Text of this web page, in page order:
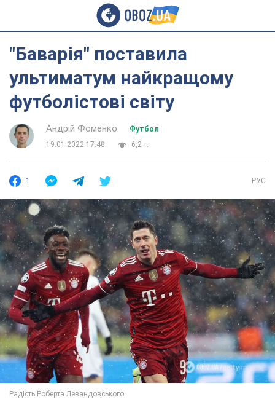
"Баварія" поставила
ультиматум найкращому
футболістові світу
Андрій Фоменко
Футбол
19.01.2022 17:48
6,2 т.
1 РУС